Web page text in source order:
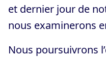
et dernier jour de
nous examinerons
Nous poursuivrons